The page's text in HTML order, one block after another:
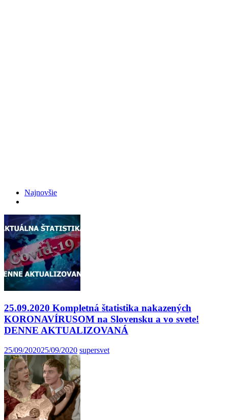
Najnovšie
25.09.2020 Kompletná štatistika nakazených
KORONAVÍRUSOM na Slovensku a vo svete!
DENNE AKTUALIZOVANÁ
25/09/202025/09/2020 supersvet